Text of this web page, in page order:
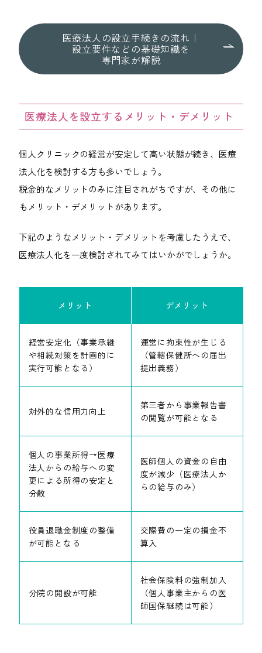
医療法人の設立手続きの流れ｜
設立要件などの基礎知識を
専門家が解説
医療法人を設立するメリット・デメリット
個人クリニックの経営が安定して高い状態が続き、医療
法人化を検討する方も多いでしょう。
税金的なメリットのみに注目されがちですが、その他に
もメリット・デメリットがあります。
下記のようなメリット・デメリットを考慮したうえで、
医療法人化を一度検討されてみてはいかがでしょうか。
メリット デメリット
経営安定化（事業承継
や相続対策を計画的に
実行可能となる）
運営に拘束性が生じる
（管轄保健所への届出
提出義務）
対外的な信用力向上
第三者から事業報告書
の閲覧が可能となる
個人の事業所得→医療
法人からの給与への変
更による所得の安定と
分散
医師個人の資金の自由
度が減少（医療法人か
らの給与のみ）
役員退職金制度の整備
が可能となる
交際費の一定の損金不
算入
分院の開設が可能
社会保険料の強制加入
（個人事業主からの医
師国保継続は可能）